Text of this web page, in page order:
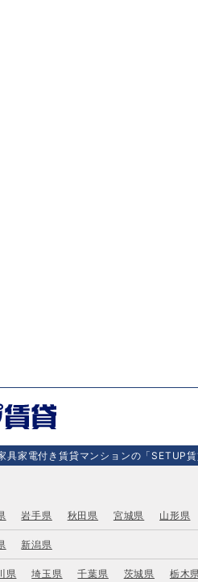
具家電付き賃貸マンションの「SETUP
岩手県 秋田県 宮城県 山形県
新潟県
県 埼玉県 千葉県 茨城県 栃木県